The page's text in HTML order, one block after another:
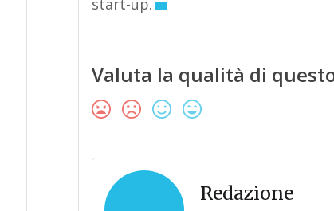
start-up.
Valuta la qualità di
Redazione